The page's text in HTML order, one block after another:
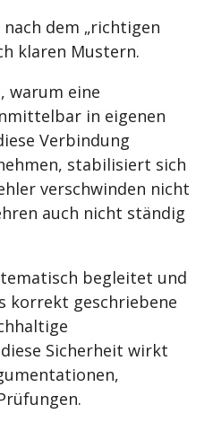
dem „richtigen
klaren Mustern.
warum eine
in eigenen
Verbindung
stabilisiert sich
verschwinden nicht
auch nicht ständig
begleitet und
korrekt geschriebene
Sicherheit wirkt